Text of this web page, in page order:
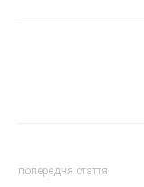
попередня стаття